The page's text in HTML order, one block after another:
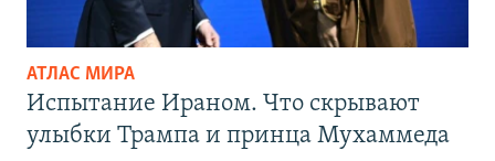
АТЛАС МИРА
Испытание Ираном. Что скрывают
улыбки Трампа и принца Мухаммеда